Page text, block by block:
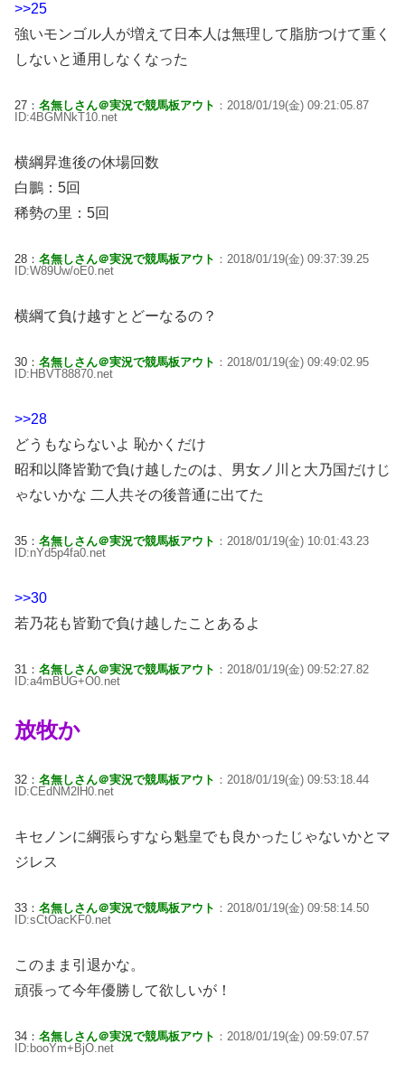
>>25
強いモンゴル人が増えて日本人は無理して脂肪つけて重く
しないと通用しなくなった
27： 名無しさん＠実況で競馬板アウト ：2018/01/19(金) 09:21:05.87
ID:4BGMNkT10.net
横綱昇進後の休場回数
白鵬：5回
稀勢の里：5回
28： 名無しさん＠実況で競馬板アウト ：2018/01/19(金) 09:37:39.25
ID:W89Uw/oE0.net
横綱て負け越すとどーなるの？
30： 名無しさん＠実況で競馬板アウト ：2018/01/19(金) 09:49:02.95
ID:HBVT88870.net
>>28
どうもならないよ 恥かくだけ
昭和以降皆勤で負け越したのは、男女ノ川と大乃国だけじ
ゃないかな 二人共その後普通に出てた
35： 名無しさん＠実況で競馬板アウト ：2018/01/19(金) 10:01:43.23
ID:nYd5p4fa0.net
>>30
若乃花も皆勤で負け越したことあるよ
31： 名無しさん＠実況で競馬板アウト ：2018/01/19(金) 09:52:27.82
ID:a4mBUG+O0.net
放牧か
32： 名無しさん＠実況で競馬板アウト ：2018/01/19(金) 09:53:18.44
ID:CEdNM2lH0.net
キセノンに綱張らすなら魁皇でも良かったじゃないかとマ
ジレス
33： 名無しさん＠実況で競馬板アウト ：2018/01/19(金) 09:58:14.50
ID:sCtOacKF0.net
このまま引退かな。
頑張って今年優勝して欲しいが！
34： 名無しさん＠実況で競馬板アウト ：2018/01/19(金) 09:59:07.57
ID:booYm+BjO.net